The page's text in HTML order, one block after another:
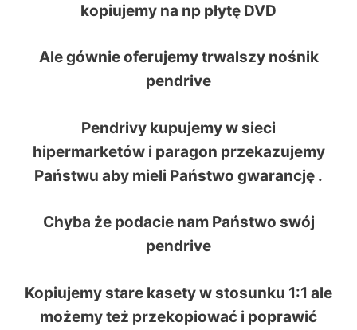
kopiujemy na np płytę DVD
Ale gównie oferujemy trwalszy nośnik
pendrive
Pendrivy kupujemy w sieci
hipermarketów i paragon przekazujemy
Państwu aby mieli Państwo gwarancję .
Chyba że podacie nam Państwo swój
pendrive
Kopiujemy stare kasety w stosunku 1:1 ale
możemy też przekopiować i poprawić